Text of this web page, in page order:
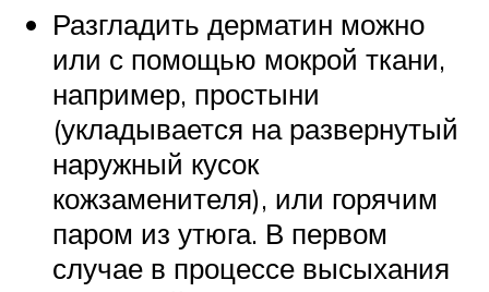
Разгладить дерматин можно
или с помощью мокрой ткани,
например, простыни
(укладывается на развернутый
наружный кусок
кожзаменителя), или горячим
паром из утюга. В первом
случае в процессе высыхания